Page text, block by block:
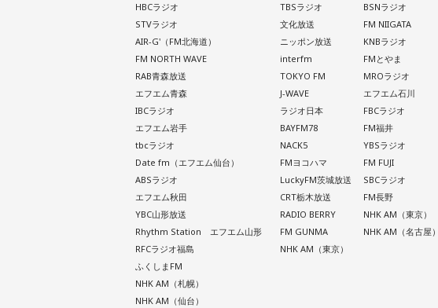
HBCラジオ
STVラジオ
AIR-G'（FM北海道）
FM NORTH WAVE
RAB青森放送
エフエム青森
IBCラジオ
エフエム岩手
tbcラジオ
Date fm（エフエム仙台）
ABSラジオ
エフエム秋田
YBC山形放送
Rhythm Station エフエム山形
RFCラジオ福島
ふくしまFM
NHK AM（札幌）
NHK AM（仙台）
TBSラジオ
文化放送
ニッポン放送
interfm
TOKYO FM
J-WAVE
ラジオ日本
BAYFM78
NACK5
FMヨコハマ
LuckyFM茨城放送
CRT栃木放送
RADIO BERRY
FM GUNMA
NHK AM（東京）
BSNラジオ
FM NIIGATA
KNBラジオ
FMとやま
MROラジオ
エフエム石川
FBCラジオ
FM福井
YBSラジオ
FM FUJI
SBCラジオ
FM長野
NHK AM（東京）
NHK AM（名古屋）